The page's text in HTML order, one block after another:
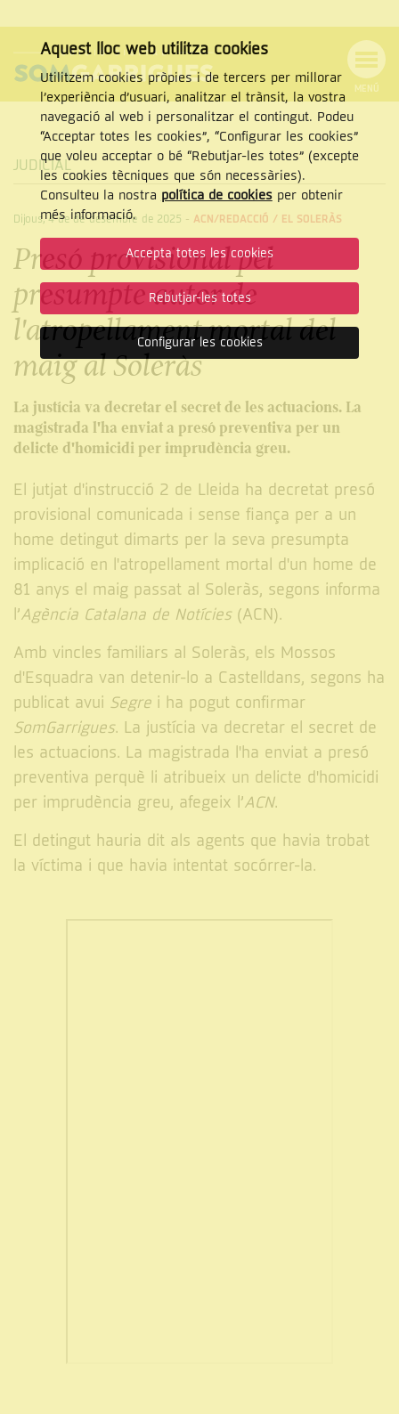
NAVEGACIÓ
MENÚ
Cercar
CERCAR
JUDICIAL
Dijous, 4 de de desembre de 2025 - ACN/REDACCIÓ / EL SOLERÀS
Presó provisional pel
presumpte autor de
l'atropellament mortal del
maig al Soleràs
La justícia va decretar el secret de les actuacions. La
magistrada l'ha enviat a presó preventiva per un
delicte d'homicidi per imprudència greu.
El jutjat d'instrucció 2 de Lleida ha decretat presó
provisional comunicada i sense fiança per a un
home detingut dimarts per la seva presumpta
implicació en l'atropellament mortal d'un home de
81 anys el maig passat al Soleràs, segons informa
l’Agència Catalana de Notícies(ACN).
Amb vincles familiars al Soleràs, els Mossos
d'Esquadra van detenir-lo a Castelldans, segons ha
publicat avui Segre i ha pogut confirmar
SomGarrigues. La justícia va decretar el secret de
les actuacions. La magistrada l'ha enviat a presó
preventiva perquè li atribueix un delicte d'homicidi
per imprudència greu, afegeix l’ACN.
El detingut hauria dit als agents que havia trobat
la víctima i que havia intentat socórrer-la.
Aquest lloc web utilitza cookies
Utilitzem cookies pròpies i de tercers per millorar
l’experiència d’usuari, analitzar el trànsit, la vostra
navegació al web i personalitzar el contingut. Podeu
“Acceptar totes les cookies”, “Configurar les cookies”
que voleu acceptar o bé “Rebutjar-les totes” (excepte
les cookies tècniques que són necessàries).
Consulteu la nostra política de cookiesper obtenir
més informació.
Accepta totes les cookies
Rebutjar-les totes
Configurar les cookies